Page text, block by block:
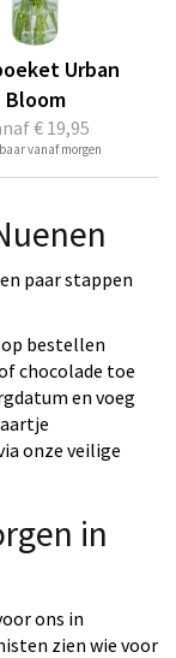
€ 19,95
Urban
Bloom
vanaf morgen
paar stappen
bestellen
chocolade toe
en voeg
onze veilige
in
ons in
zien wie voor